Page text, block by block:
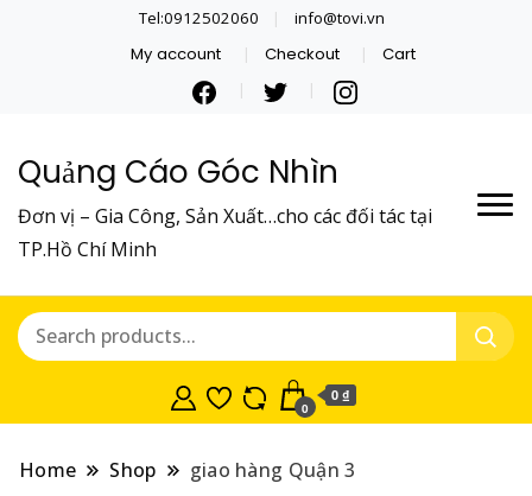
Tel:0912502060 info@tovi.vn
My account Checkout Cart
Quảng Cáo Góc Nhìn
Đơn vị – Gia Công, Sản Xuất…cho các đối tác tại
TP.Hồ Chí Minh
0
0 ₫
Home Shop giao hàng Quận 3